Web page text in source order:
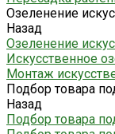
Озеленение
Назад
Озеленение
Искусственное
Монтаж
Подбор товара
Назад
Подбор товара